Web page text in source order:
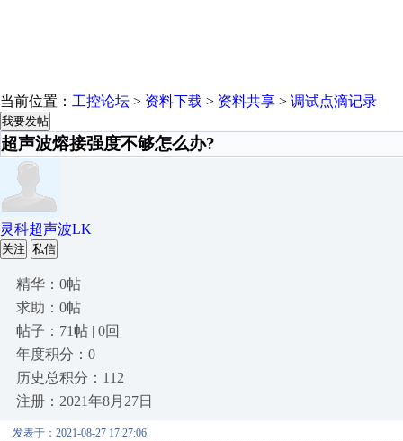
当前位置： 工控论坛 > 资料下载 > 资料共享 > 调试点滴记录
我要发帖
超声波熔接强度不够怎么办?
灵科超声波LK
关注 私信
精华：0帖
求助：0帖
帖子：71帖 | 0回
年度积分：0
历史总积分：112
注册：2021年8月27日
发表于：2021-08-27 17:27:06